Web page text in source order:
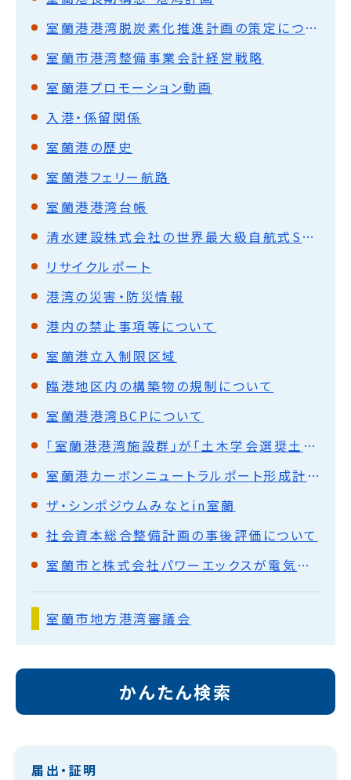
室蘭港港湾脱炭素化推進計画の策定について
室蘭市港湾整備事業会計経営戦略
室蘭港プロモーション動画
入港・係留関係
室蘭港の歴史
室蘭港フェリー航路
室蘭港港湾台帳
清水建設株式会社の世界最大級自航式SEP船による室蘭港の母港利用に関する協定の締結について
リサイクルポート
港湾の災害・防災情報
港内の禁止事項等について
室蘭港立入制限区域
臨港地区内の構築物の規制について
室蘭港港湾BCPについて
「室蘭港港湾施設群」が「土木学会選奨土木遺産」に認定
室蘭港カーボンニュートラルポート形成計画
ザ・シンポジウムみなとin室蘭
社会資本総合整備計画の事後評価について
室蘭市と株式会社パワーエックスが電気運搬船及び蓄電池の開発及びその利活用による室蘭港のカーボンニュートラル形成及び地域の振興に向けた包括連携協定を締結
室蘭市地方港湾審議会
かんたん検索
届出・証明